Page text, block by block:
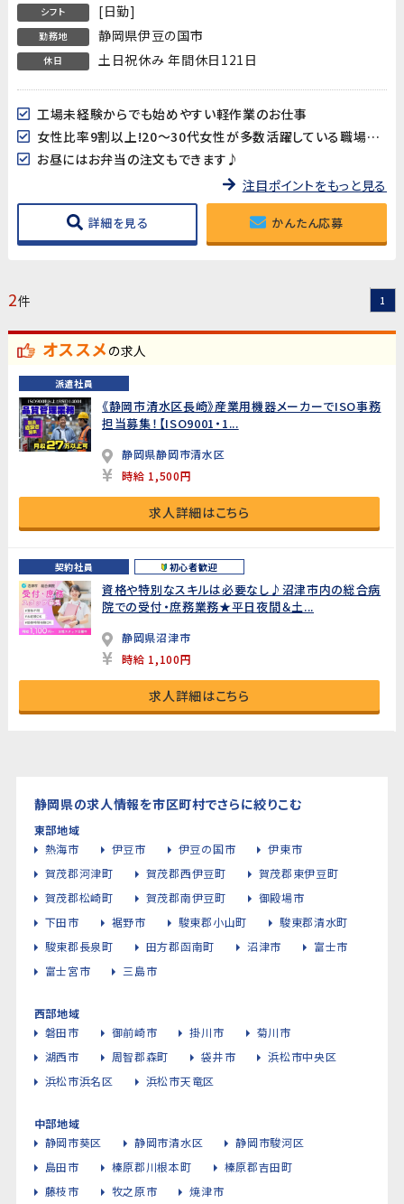
シフト [日勤]
勤務地 静岡県伊豆の国市
休日 土日祝休み 年間休日121日
工場未経験からでも始めやすい軽作業のお仕事
女性比率9割以上!20～30代女性が多数活躍している職場です♪
お昼にはお弁当の注文もできます♪
注目ポイントをもっと見る
詳細を見る かんたん応募
2件 1
オススメの求人
派遣社員
《静岡市清水区長崎》産業用機器メーカーでISO事務
担当募集！【ISO9001・1...
静岡県静岡市清水区
時給 1,500円
求人詳細はこちら
契約社員 初心者歓迎
資格や特別なスキルは必要なし♪沼津市内の総合病
院での受付・庶務業務★平日夜間＆土...
静岡県沼津市
時給 1,100円
求人詳細はこちら
静岡県の求人情報を市区町村でさらに絞りこむ
東部地域
熱海市
伊豆市 伊豆の国市
伊東市
賀茂郡河津町
賀茂郡西伊豆町
賀茂郡東伊豆町
賀茂郡松崎町
賀茂郡南伊豆町
御殿場市
下田市
裾野市 駿東郡小山町
駿東郡清水町
駿東郡長泉町
田方郡函南町 沼津市
富士市
富士宮市
三島市
西部地域
磐田市
御前崎市 掛川市
菊川市
湖西市
周智郡森町 袋井市
浜松市中央区
浜松市浜名区
浜松市天竜区
中部地域
静岡市葵区
静岡市清水区
静岡市駿河区
島田市
榛原郡川根本町
榛原郡吉田町
藤枝市
牧之原市 焼津市